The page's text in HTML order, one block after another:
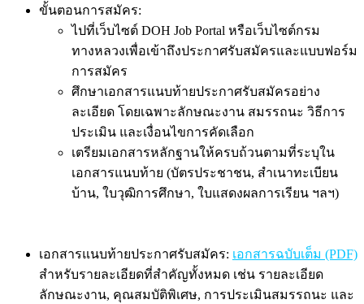
ขั้นตอนการสมัคร:
ไปที่เว็บไซต์ DOH Job Portal หรือเว็บไซต์กรม
ทางหลวงเพื่อเข้าถึงประกาศรับสมัครและแบบฟอร์ม
การสมัคร
ศึกษาเอกสารแนบท้ายประกาศรับสมัครอย่าง
ละเอียด โดยเฉพาะลักษณะงาน สมรรถนะ วิธีการ
ประเมิน และเงื่อนไขการคัดเลือก
เตรียมเอกสารหลักฐานให้ครบถ้วนตามที่ระบุใน
เอกสารแนบท้าย (บัตรประชาชน, สำเนาทะเบียน
บ้าน, ใบวุฒิการศึกษา, ใบแสดงผลการเรียน ฯลฯ)
เอกสารแนบท้ายประกาศรับสมัคร: เอกสารฉบับเต็ม (PDF)
สำหรับรายละเอียดที่สำคัญทั้งหมด เช่น รายละเอียด
ลักษณะงาน, คุณสมบัติพิเศษ, การประเมินสมรรถนะ และ